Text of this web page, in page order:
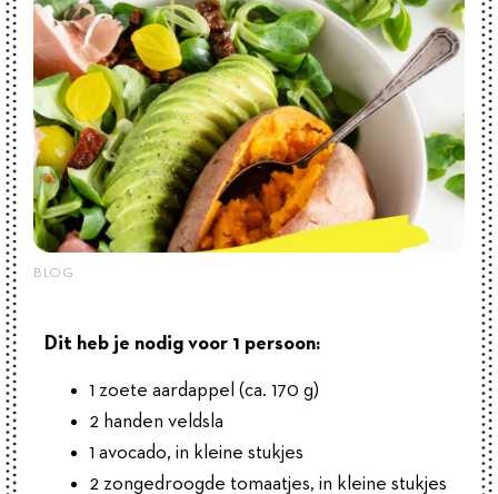
BLOG
Dit heb je nodig voor 1 persoon:
1 zoete aardappel (ca. 170 g)
2 handen veldsla
1 avocado, in kleine stukjes
2 zongedroogde tomaatjes, in kleine stukjes